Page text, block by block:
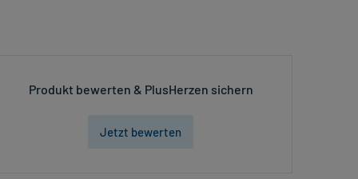
Produkt bewerten & PlusHerzen sichern
Jetzt bewerten